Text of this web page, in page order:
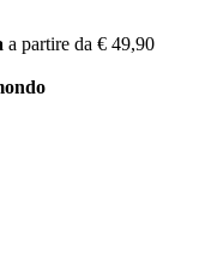
a partire da € 49,90